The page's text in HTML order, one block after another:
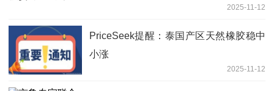
2025-11-12
PriceSeek提醒：泰国产区天然橡胶稳中
小涨
2025-11-12